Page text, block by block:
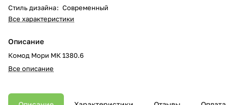
Стиль дизайна: Современный
Все характеристики
Описание
Комод Мори МК 1380.6
Все описание